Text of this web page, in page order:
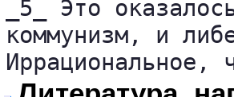
_5_ Это
коммунизм, и
Иррациональное,